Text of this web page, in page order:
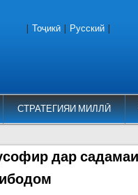
СТРАТЕГИЯИ МИЛЛӢ
Тоҷикӣ Русский
дар